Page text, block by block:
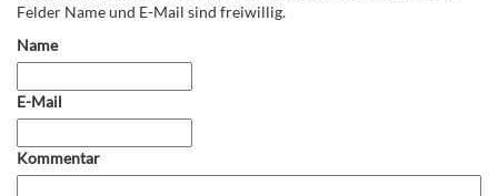
Felder Name und E-Mail sind freiwillig.
Name
E-Mail
Kommentar